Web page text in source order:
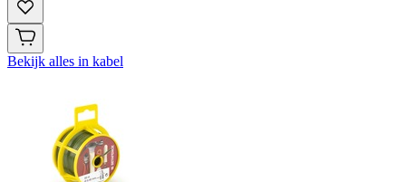
Bekijk alles in kabel